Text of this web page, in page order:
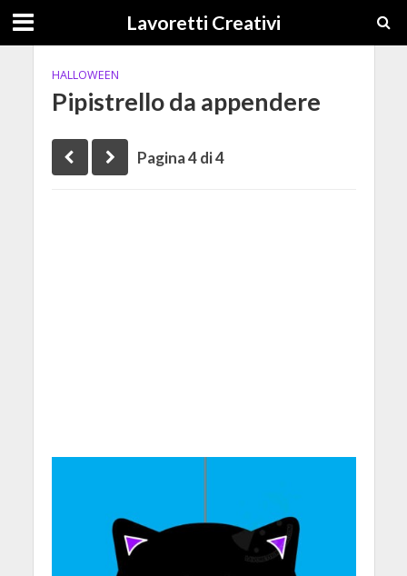
Lavoretti Creativi
HALLOWEEN
Pipistrello da appendere
Pagina 4 di 4